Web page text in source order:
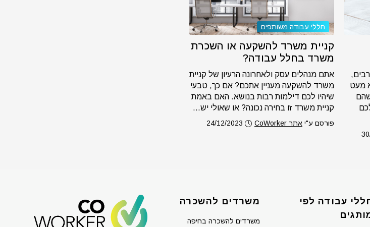
מעט
חללי עבודה משותפים
קניית משרד להשקעה או השכרת
משרד בחלל עבודה?
אתם מנהלים עסק ולאחרונה הרעיון של קניית
משרד להשקעה מעניין אתכם? אם כך, טבעי
שיהיו לכם דילמות רבות בנושא. האם באמת
קניית משרד זו בחירה נכונה? או שאולי יש...
פורסם ע"י אתר CoWorker 24/12/2023
עבודה לפי
משרדים להשכרה
משרדים להשכרה בחיפה